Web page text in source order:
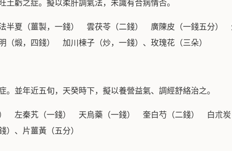
土虧之症。擬以柔肝調氣法，未識有合病情否。
半夏（薑製，一錢） 雲茯苓（二錢） 廣陳皮（一錢五分）
煅，四錢） 加川楝子（炒，一錢）、玫瑰花（三朵）
。並年近五旬，天癸時下，擬以養營益氣、調經舒絡治之。
左秦艽（一錢） 天烏藥（一錢） 奎白芍（二錢） 白朮
、片薑黃（五分）